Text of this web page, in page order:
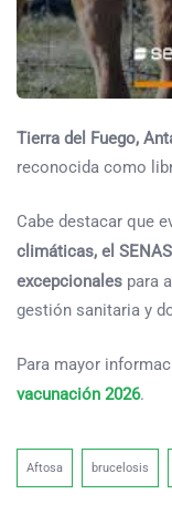
Tierra del Fuego,
reconocida como
Cabe destacar que
climáticas, el
excepcionales para
gestión sanitaria y
Para mayor
vacunación 2026.
Aftosa brucelosis